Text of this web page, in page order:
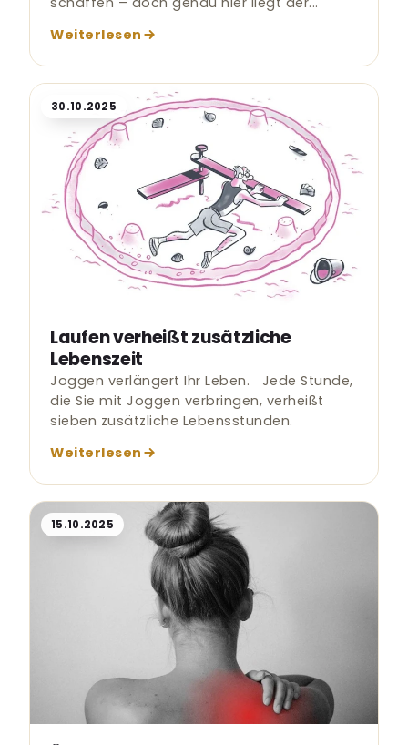
Lebenszeit
Joggen verlängert Ihr Leben. Jede Stunde,
die Sie mit Joggen verbringen, verheißt
sieben zusätzliche Lebensstunden.
15.10.2025